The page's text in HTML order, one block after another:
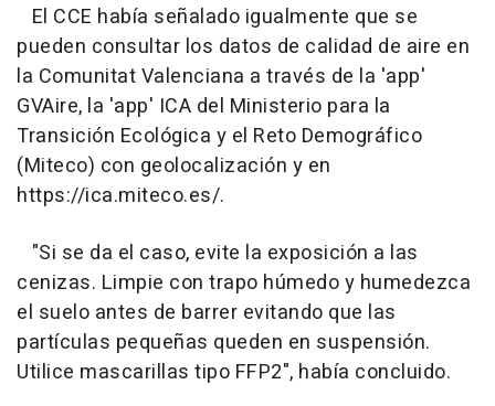
El CCE había señalado igualmente que se
pueden consultar los datos de calidad de aire en
la Comunitat Valenciana a través de la 'app'
GVAire, la 'app' ICA del Ministerio para la
Transición Ecológica y el Reto Demográfico
(Miteco) con geolocalización y en
https://ica.miteco.es/.
"Si se da el caso, evite la exposición a las
cenizas. Limpie con trapo húmedo y humedezca
el suelo antes de barrer evitando que las
partículas pequeñas queden en suspensión.
Utilice mascarillas tipo FFP2", había concluido.